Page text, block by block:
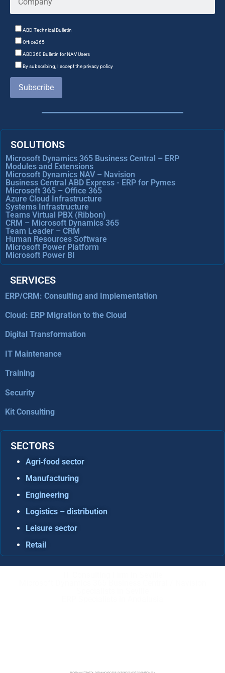
ABD Technical Bulletin
Office365
ABD360 Bulletin for NAV Users
By subscribing, I accept the privacy policy
Subscribe
SOLUTIONS
Microsoft Dynamics 365 Business Central – ERP
Modules and Extensions
Microsoft Dynamics NAV – Navision
Business Central ABD Express - ERP for Pymes
Microsoft 365 – Office 365
Azure Cloud Infrastructure
Systems Infrastructure
Teams Virtual PBX (Ribbon)
CRM – Microsoft Dynamics 365
Team Leader – CRM
Human Resources Software
Microsoft Power Platform
Microsoft Power BI
SERVICES
ERP/CRM: Consulting and Implementation
Cloud: ERP Migration to the Cloud
Digital Transformation
IT Maintenance
Training
Security
Kit Consulting
SECTORS
Agri‑food sector
Manufacturing
Engineering
Logistics – distribution
Leisure sector
Retail